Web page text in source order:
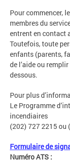
Pour commencer,
membres du
entrent en contact
Toutefois, toute
enfants (parents,
de l’aide ou
dessous.
Pour plus
Le Programme
incendiaires
(202) 727 2215 ou
Formulaire de
Numéro ATS :